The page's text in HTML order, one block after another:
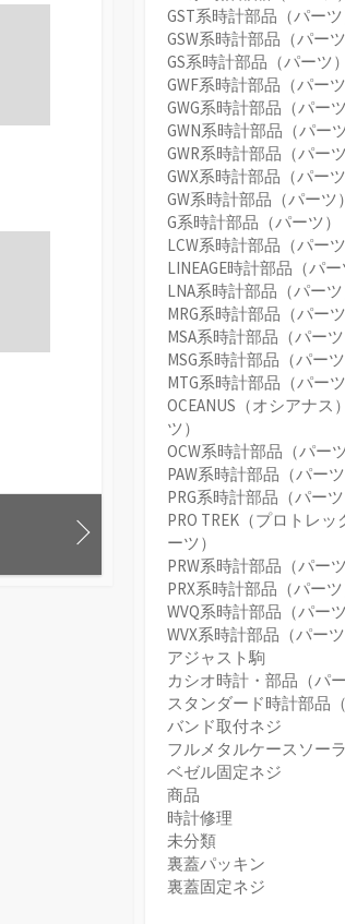
GST系時計部品（パーツ
GSW系時計部品（パーツ
GS系時計部品（パーツ）
GWF系時計部品（パーツ
GWG系時計部品（パーツ
GWN系時計部品（パーツ
GWR系時計部品（パーツ
GWX系時計部品（パーツ
GW系時計部品（パーツ）
G系時計部品（パーツ）
LCW系時計部品（パーツ
LINEAGE時計部品（パー
LNA系時計部品（パーツ
MRG系時計部品（パーツ
MSA系時計部品（パーツ
MSG系時計部品（パーツ
MTG系時計部品（パーツ
OCEANUS（オシアナス
ツ）
OCW系時計部品（パーツ
PAW系時計部品（パーツ
PRG系時計部品（パーツ
PRO TREK（プロトレ
ーツ）
PRW系時計部品（パーツ
PRX系時計部品（パーツ
WVQ系時計部品（パーツ
WVX系時計部品（パーツ
アジャスト駒
カシオ時計・部品（パー
スタンダード時計部品（
バンド取付ネジ
フルメタルケースソー
ベゼル固定ネジ
商品
時計修理
未分類
裏蓋パッキン
裏蓋固定ネジ